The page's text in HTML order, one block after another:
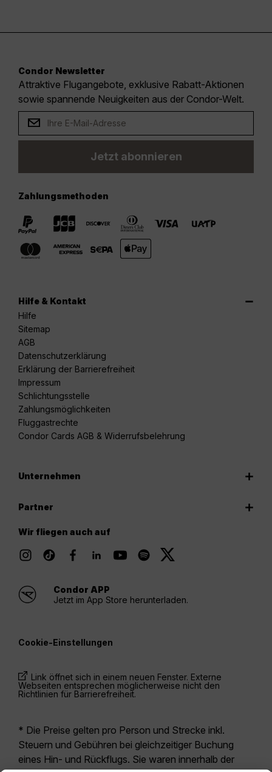
Condor Newsletter
Attraktive Flugangebote, exklusive Rabatt-Aktionen
sowie spannende Neuigkeiten aus der Condor-Welt.
Jetzt abonnieren
Zahlungsmethoden
Hilfe & Kontakt
Hilfe
Sitemap
AGB
Datenschutzerklärung
Erklärung der Barrierefreiheit
Impressum
Schlichtungsstelle
Zahlungsmöglichkeiten
Fluggastrechte
Condor Cards AGB & Widerrufsbelehrung
Unternehmen
Partner
Wir fliegen auch auf
Condor APP
Jetzt im App Store herunterladen.
Cookie-Einstellungen
Link öffnet sich in einem neuen Fenster. Externe
Webseiten entsprechen möglicherweise nicht den
Richtlinien für Barrierefreiheit.
* Die Preise gelten pro Person und Strecke inkl.
Steuern und Gebühren bei gleichzeitiger Buchung
eines Hin- und Rückflugs. Sie waren innerhalb der